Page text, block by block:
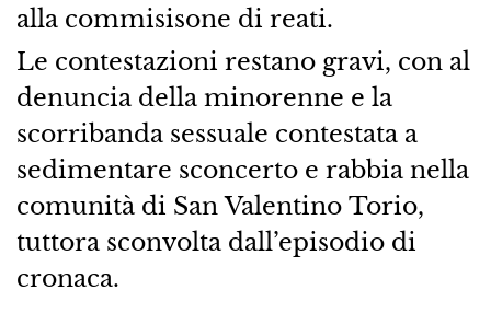
alla commisisone di reati.
Le contestazioni restano gravi, con al
denuncia della minorenne e la
scorribanda sessuale contestata a
sedimentare sconcerto e rabbia nella
comunità di San Valentino Torio,
tuttora sconvolta dall’episodio di
cronaca.